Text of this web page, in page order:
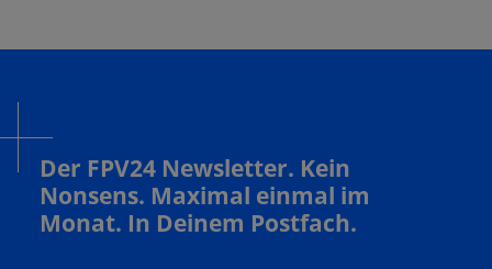
Der FPV24 Newsletter. Kein
Nonsens. Maximal einmal im
Monat. In Deinem Postfach.